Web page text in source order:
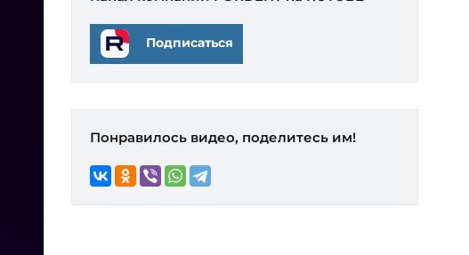
Подписаться
Понравилось видео, поделитесь им!